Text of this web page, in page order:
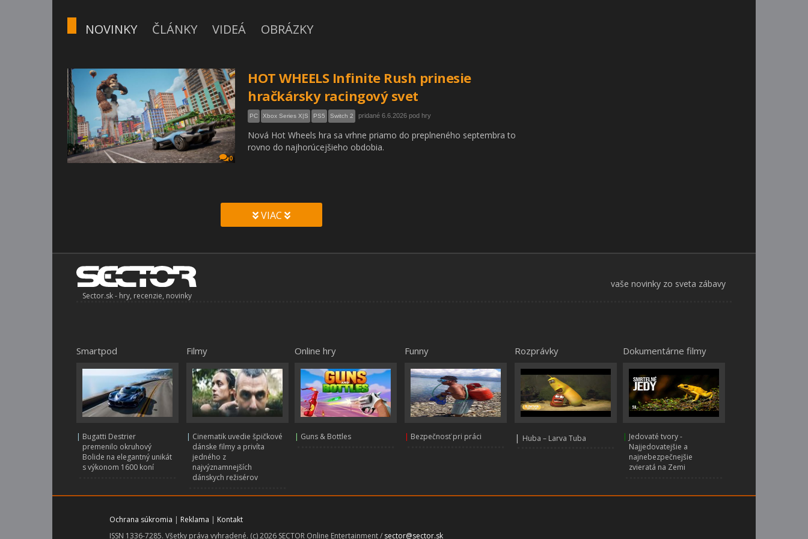
NOVINKY ČLÁNKY VIDEÁ OBRÁZKY
0
HOT WHEELS Infinite Rush prinesie
hračkársky racingový svet
PC Xbox Series X|S PS5 Switch 2 pridané 6.6.2026 pod hry
Nová Hot Wheels hra sa vrhne priamo do preplneného septembra to
rovno do najhorúcejšieho obdobia.
VIAC
vaše novinky zo sveta zábavy
Sector.sk - hry, recenzie, novinky
Smartpod
| Bugatti Destrier
premenilo okruhový
Bolide na elegantný unikát
s výkonom 1600 koní
Filmy
| Cinematik uvedie špičkové
dánske filmy a privíta
jedného z
najvýznamnejších
dánskych režisérov
Online hry
| Guns & Bottles
Funny
| Bezpečnosť pri práci
Rozprávky
| Huba – Larva Tuba
Dokumentárne filmy
| Jedovaté tvory -
Najjedovatejšie a
najnebezpečnejšie
zvieratá na Zemi
Ochrana súkromia | Reklama | Kontakt
ISSN 1336-7285. Všetky práva vyhradené. (c) 2026 SECTOR Online Entertainment / sector@sector.sk